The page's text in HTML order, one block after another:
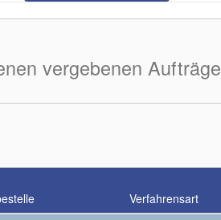
vergebenen Aufträge
Verfahrensart